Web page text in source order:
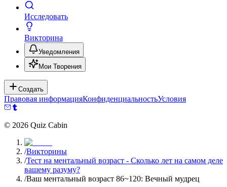
Исследовать
Викторина
Уведомления
Мои Творения
Создать
Правовая информацияКонфиденциальностьУсловия
© 2026 Quiz Cabin
/Викторины
/Тест на ментальный возраст - Сколько лет на самом деле
вашему разуму?
/Ваш ментальный возраст 86~120: Вечный мудрец